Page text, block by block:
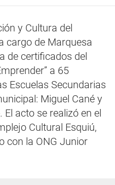
y Cultura del
cargo de Marquesa
de certificados del
a 65
Escuelas Secundarias
Miguel Cané y
acto se realizó en el
Cultural Esquiú,
con la ONG Junior